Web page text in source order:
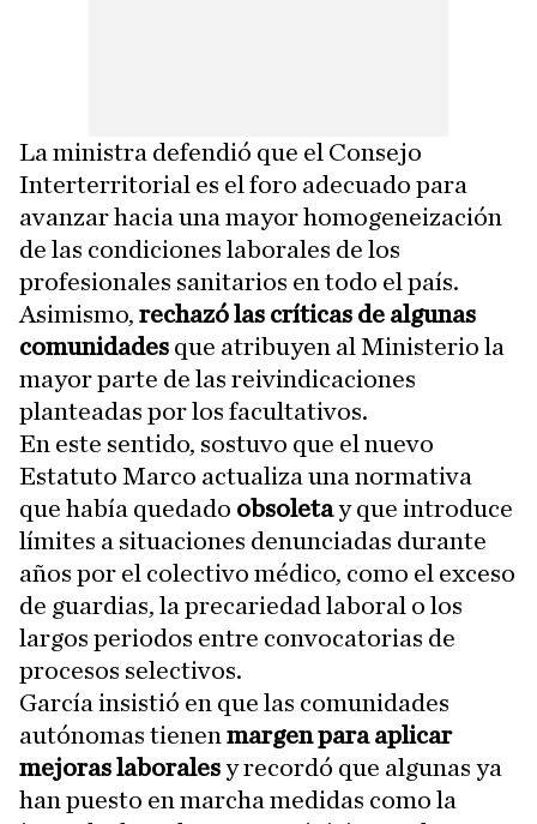
La ministra defendió que el Consejo
Interterritorial es el foro adecuado para
avanzar hacia una mayor homogeneización
de las condiciones laborales de los
profesionales sanitarios en todo el país.
Asimismo, rechazó las críticas de algunas
comunidades que atribuyen al Ministerio la
mayor parte de las reivindicaciones
planteadas por los facultativos.
En este sentido, sostuvo que el nuevo
Estatuto Marco actualiza una normativa
que había quedado obsoletay que introduce
límites a situaciones denunciadas durante
años por el colectivo médico, como el exceso
de guardias, la precariedad laboral o los
largos periodos entre convocatorias de
procesos selectivos.
García insistió en que las comunidades
autónomas tienen margen para aplicar
mejoras laboralesy recordó que algunas ya
han puesto en marcha medidas como la